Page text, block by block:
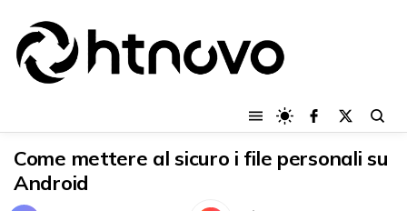
Come mettere al sicuro i file personali su
Android